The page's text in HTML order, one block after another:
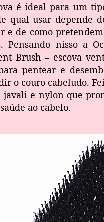
é ideal para um
qual usar depende
e de como
Pensando nisso a
Brush – escova
pentear e
o couro cabeludo.
javali e nylon que
ao cabelo.